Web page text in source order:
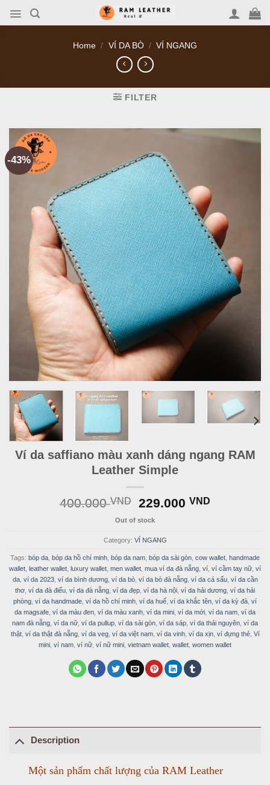
Home / VÍ DA BÒ / VÍ NGANG
FILTER
-43%
Ví da saffiano màu xanh dáng ngang RAM
Leather Simple
400.000VND
Original
price
400.000 VND.
229.000VND
Out of stock
Category: VÍ NGANG
Tags: bóp da bóp da hồ chí minh bóp da nam bóp da sài gòn cow wallet handmade
wallet leather wallet luxury wallet men wallet mua ví da đà nẵng ví ví cầm tay nữ ví
da, ví da 2023, ví da bình dương, ví da bò, ví da bò đà nẵng, ví da cá sấu, ví da cần
thơ ví da đà điểu ví da đà nẵng ví da đẹp ví da hà nội ví da hải dương ví da hải
phòng ví da handmade ví da hồ chí minh ví da huế ví da khắc tên ví da kỳ đà ví
da magsafe ví da màu đen ví da màu xanh ví da mini ví da mới ví da nam ví da
nam đà nẵng ví da nữ ví da pullup ví da sài gòn ví da sáp ví da thái nguyên ví da
thật, ví da thật đà nẵng, ví da veg, ví da việt nam, ví da vinh, ví da xịn, ví đựng thẻ, Ví
mini ví nam ví nữ ví nữ mini vietnam wallet wallet women wallet
Description
Một sản phẩm chất lượng của RAM Leather